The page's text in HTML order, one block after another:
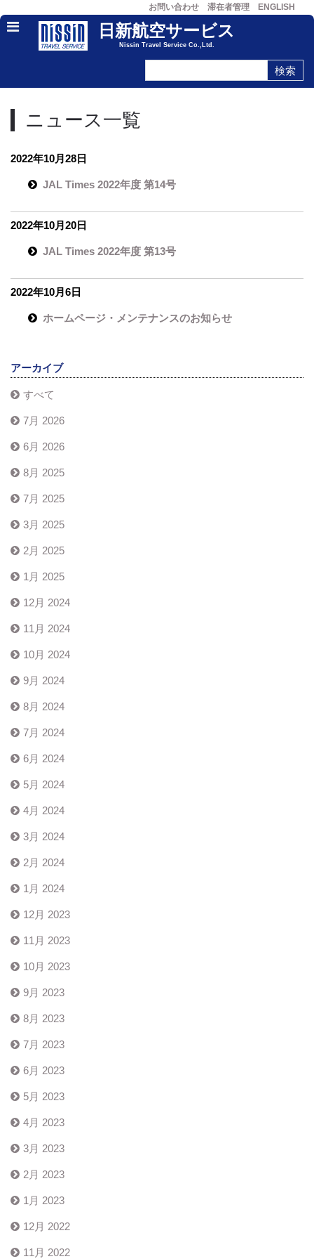
お問い合わせ 滞在者管理 ENGLISH
日新航空サービス
Nissin Travel Service Co.,Ltd.
ニュース一覧
2022年10月28日
JAL Times 2022年度 第14号
2022年10月20日
JAL Times 2022年度 第13号
2022年10月6日
ホームページ・メンテナンスのお知らせ
アーカイブ
すべて
7月 2026
6月 2026
8月 2025
7月 2025
3月 2025
2月 2025
1月 2025
12月 2024
11月 2024
10月 2024
9月 2024
8月 2024
7月 2024
6月 2024
5月 2024
4月 2024
3月 2024
2月 2024
1月 2024
12月 2023
11月 2023
10月 2023
9月 2023
8月 2023
7月 2023
6月 2023
5月 2023
4月 2023
3月 2023
2月 2023
1月 2023
12月 2022
11月 2022